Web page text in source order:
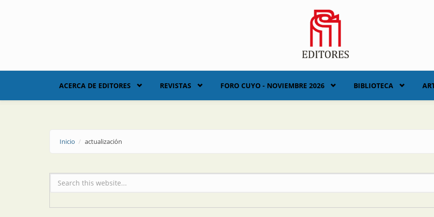
ACERCA DE EDITORES REVISTAS FORO CUYO - NOVIEMBRE 2026 BIBLIOTECA
Inicio actualización
Formulario de búsqueda